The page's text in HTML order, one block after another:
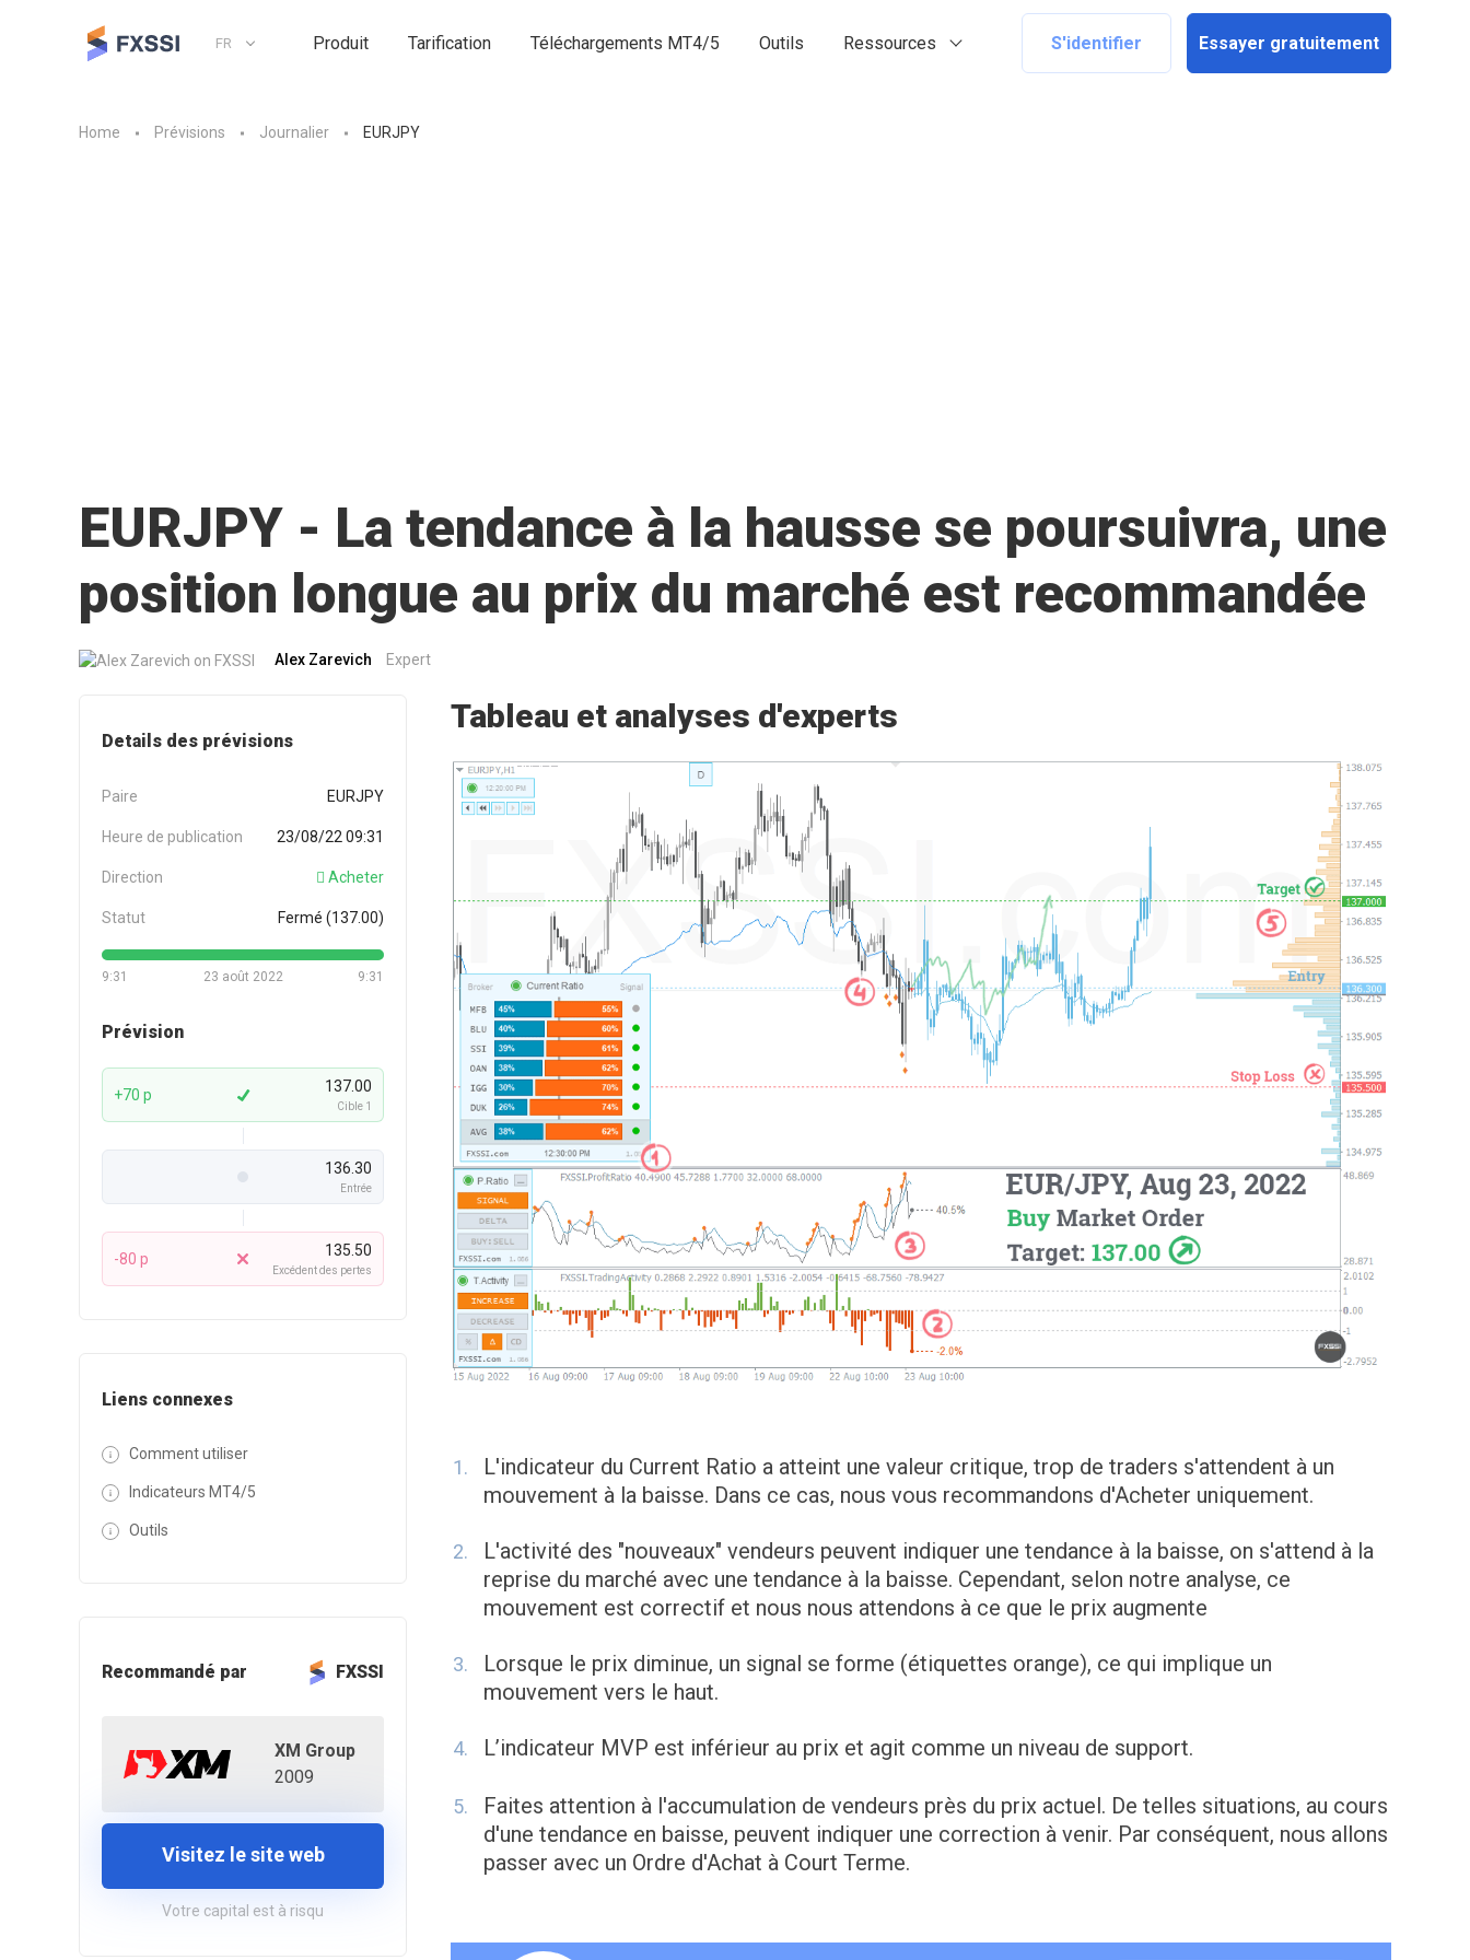
FR Produit Tarification Téléchargements MT4/5 Outils Ressources S'identifier Essayer gratuitement
Home Prévisions Journalier EURJPY
EURJPY - La tendance à la hausse se poursuivra, une
position longue au prix du marché est recommandée
Alex Zarevich Expert
Details des prévisions
Paire EURJPY
Heure de publication 23/08/22 09:31
Direction Acheter
Statut Fermé (137.00)
9:31 9:31
23 août 2022
Prévision
+70 p 137.00
Cible 1
136.30
Entrée
-80 p 135.50
Excédent des pertes
Liens connexes
Comment utiliser
Indicateurs MT4/5
Outils
Recommandé par FXSSI
XM Group
2009
Visitez le site web
Votre capital est à risqu
Tableau et analyses d'experts
L'indicateur du Current Ratio a atteint une valeur critique, trop de traders s'attendent à un
mouvement à la baisse. Dans ce cas, nous vous recommandons d'Acheter uniquement.
L'activité des "nouveaux" vendeurs peuvent indiquer une tendance à la baisse, on s'attend à la
reprise du marché avec une tendance à la baisse. Cependant, selon notre analyse, ce
mouvement est correctif et nous nous attendons à ce que le prix augmente
Lorsque le prix diminue, un signal se forme (étiquettes orange), ce qui implique un
mouvement vers le haut.
L’indicateur MVP est inférieur au prix et agit comme un niveau de support.
Faites attention à l'accumulation de vendeurs près du prix actuel. De telles situations, au cours
d'une tendance en baisse, peuvent indiquer une correction à venir. Par conséquent, nous allons
passer avec un Ordre d'Achat à Court Terme.